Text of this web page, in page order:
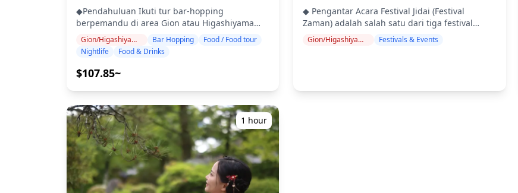
tanggal lain. Namun, harap dicatat bahwa
biaya pembatalan penuh untuk sewa kimono
akan dikenakan. Pengembalian dana akan
diproses setelah dikurangi biaya pembatalan. !
(https://assets.hldycdn.com/experiences/d3ae06_0f7408ed78fa4891b3e9f332471a234c~mv2.jpg)
![]
(https://assets.hldycdn.com/experiences/d3ae06_ee77206e0feb419abcc50c88b905753d~mv2.jpg)
![]
(https://assets.hldycdn.com/experiences/d3ae06_fbb45a28b98645d1bc47d6beabc3c376~mv2.jpg)
![]
(https://assets.hldycdn.com/experiences/d3ae06_403a6b1352274b868b767b8c4e1823ce~mv2.jpg)
![]
pengalaman yang seimbang sepanjang tur. ・
Bayi harus dipangku. ![]
(https://assets.hldycdn.com/experiences/
(https://assets.hldycdn.com/experiences/
![]
yang indah hanya berjalan kaki singkat dari Kuil
Kiyomizu-dera. ■Kuil Ryōzen Kannon Dibangun
pada tahun 1955 untuk berdoa bagi
peristirahatan jiwa para korban Perang Dunia
II, kuil ini juga menampilkan patung Kannon
yang sangat besar. ■Kuil Kodai-ji Dibangun
sekitar 400 tahun yang lalu, kuil ini
menawarkan pengunjung pengalaman yang
tenang dengan taman yang indah, kedai teh
berusia 400 tahun, dan hutan bambu yang
damai. Tidak seperti Kuil Kiyomizu-dera yang
ramai, tempat ini tidak terlalu ramai. ■Kuil
Yasaka Kuil Yasaka dirayakan karena berkatnya
yang melindungi dari kemalangan, menarik
keberuntungan, dan meningkatkan kecantikan.
◆Informasi Tambahan ・Tidak dapat diakses
◆Tidak Termasuk ・Minuman di luar dua yang
termasuk. Minuman tambahan dapat dibeli
langsung dari restoran jika Anda mau. ・
Penjemputan dan pengantaran hotel ◆Jadwal
terkenal. Pelajari tentang budaya unik geiko
◆Pendahuluan Ikuti tur bar-hopping
berpemandu di area Gion atau Higashiyama
Kyoto dan rasakan kehidupan malam yang
mewah di ibu kota kuno Jepang. Pilih distrik
pilihan Anda dan kunjungi 2–3 izakaya atau bar
pilihan untuk menikmati hidangan khas lokal
rumahan), koktail yang terinspirasi dari matcha,
dan masakan tradisional Kyoto. Sambil
berjalan-jalan di jalanan berbatu yang
atmosferik, temukan permata tersembunyi yang
terselip di rumah-rumah kota machiya
tradisional yang tidak akan pernah ditemukan
oleh sebagian besar wisatawan. ・Kunjungi 2–3
izakaya atau bar di area pilihan Anda (Gion atau
Higashiyama) ・Tur kelompok kecil memastikan
Gion/Higashiyama (Kiyomizu-dera, Yasaka, Heian) Bar Hopping
Food / Food tour
Nightlife
Food & Drinks
$107.85~
◆ Pengantar Acara Festival Jidai (Festival
Zaman) adalah salah satu dari tiga festival
besar Kyoto, bersama dengan Aoi Matsuri dan
Gion Matsuri. Diadakan setiap tahun pada
otentik dari berbagai periode, yang mencakup
Gion/Higashiyama (Kiyomizu-dera, Yasaka, Heian) Festivals & Events
1 hour